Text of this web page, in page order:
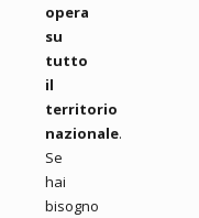
opera
su
tutto
il
territorio
nazionale.
Se
hai
bisogno